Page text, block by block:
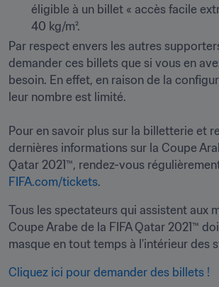
éligible à un billet « accès facile
40 kg/m².
Par respect envers les autres
demander ces billets que si vous en
besoin. En effet, en raison de la
leur nombre est limité.
Pour en savoir plus sur la billetterie et
dernières informations sur la Coupe
FIFA.com/tickets.
Tous les spectateurs qui assistent aux
Coupe Arabe de la FIFA Qatar 2021™
masque en tout temps à l'intérieur des
Cliquez ici pour demander des billets !